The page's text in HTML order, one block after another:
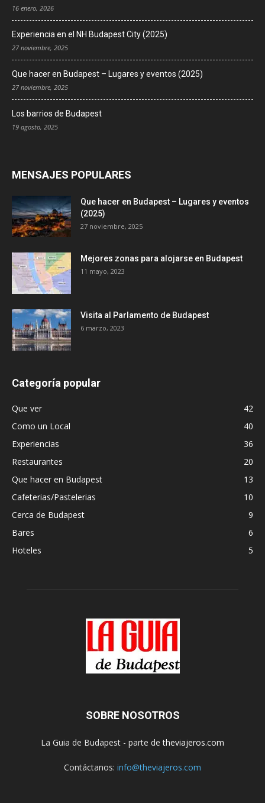
16 enero, 2026
Experiencia en el NH Budapest City (2025)
27 noviembre, 2025
Que hacer en Budapest – Lugares y eventos (2025)
27 noviembre, 2025
Los barrios de Budapest
19 agosto, 2025
MENSAJES POPULARES
Que hacer en Budapest – Lugares y eventos
(2025)
27 noviembre, 2025
Mejores zonas para alojarse en Budapest
11 mayo, 2023
Visita al Parlamento de Budapest
6 marzo, 2023
Categoría popular
Que ver
42
Como un Local
40
Experiencias
36
Restaurantes
20
Que hacer en Budapest
13
Cafeterias/Pastelerias
10
Cerca de Budapest
9
Bares
6
Hoteles
5
SOBRE NOSOTROS
La Guia de Budapest - parte detheviajeros.com
Contáctanos: info@theviajeros.com